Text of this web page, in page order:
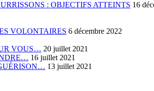
: OBJECTIFS ATTEINTS 16
VOLONTAIRES 6 décembre 2022
VOUS… 20 juillet 2021
16 juillet 2021
13 juillet 2021